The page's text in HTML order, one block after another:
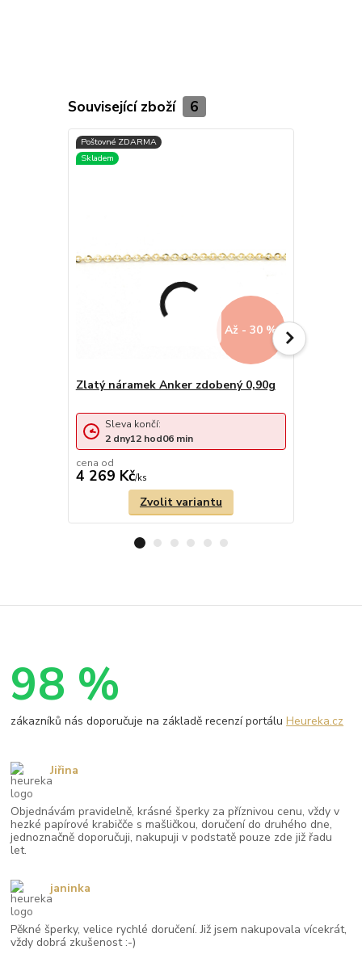
Související zboží 6
Až - 30 %
Zlatý náramek Anker zdobený 0,90g
cena od
4 269 Kč/ks
Sleva končí:
2 dny12 hod06 min
Zvolit variantu
98 %
zákazníků nás doporučuje na základě recenzí portáluHeureka.cz
Objednávám pravidelně, krásné šperky za příznivou cenu, vždy v
hezké papírové krabičče s mašličkou, doručení do druhého dne,
jednoznačně doporučuji, nakupuji v podstatě pouze zde již řadu
let.
Jiřina
Pěkné šperky, velice rychlé doručení. Již jsem nakupovala vícekrát,
vždy dobrá zkušenost :-)
janinka